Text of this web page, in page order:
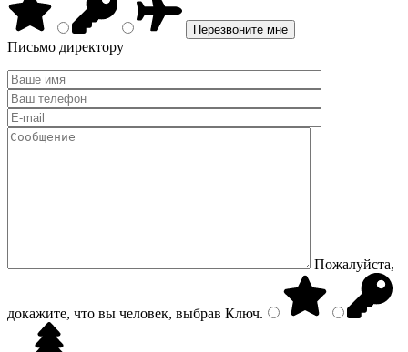
Письмо директору
Пожалуйста,
докажите, что вы человек, выбрав Ключ.